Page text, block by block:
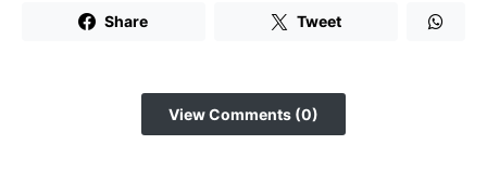
Share Tweet
View Comments (0)